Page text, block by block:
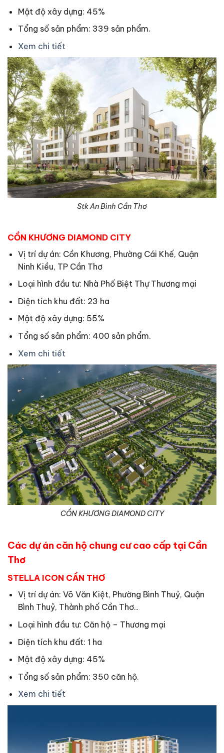
Mật độ xây dựng: 45%
Tổng số sản phẩm: 339 sản phẩm.
Xem chi tiết
Stk An Bình Cần Thơ
CỒN KHƯƠNG DIAMOND CITY
Vị trí dự án: Cồn Khương, Phường Cái Khế, Quận
Ninh Kiều, TP Cần Thơ
Loại hình đầu tư: Nhà Phố Biệt Thự Thương mại
Diện tích khu đất: 23 ha
Mật độ xây dựng: 55%
Tổng số sản phẩm: 400 sản phẩm.
Xem chi tiết
CỒN KHƯƠNG DIAMOND CITY
Các dự án căn hộ chung cư cao cấp tại Cần
Thơ
STELLA ICON CẦN THƠ
Vị trí dự án: Võ Văn Kiệt, Phường Bình Thuỷ, Quận
Bình Thuỷ, Thành phố Cần Thơ..
Loại hình đầu tư: Căn hộ – Thương mại
Diện tích khu đất: 1 ha
Mật độ xây dựng: 45%
Tổng số sản phẩm: 350 căn hộ.
Xem chi tiết